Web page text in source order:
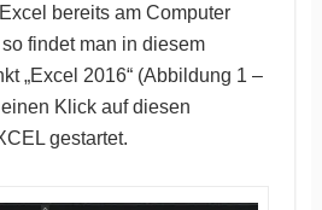
bereits am Computer
findet man in diesem
„Excel 2016“ (Abbildung 1 –
Klick auf diesen
gestartet.